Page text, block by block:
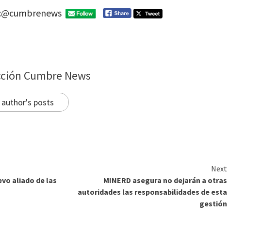
Cumbre News
author's posts
aliado de las
Next
MINERD asegura no dejarán a otras
autoridades las responsabilidades de esta
gestión